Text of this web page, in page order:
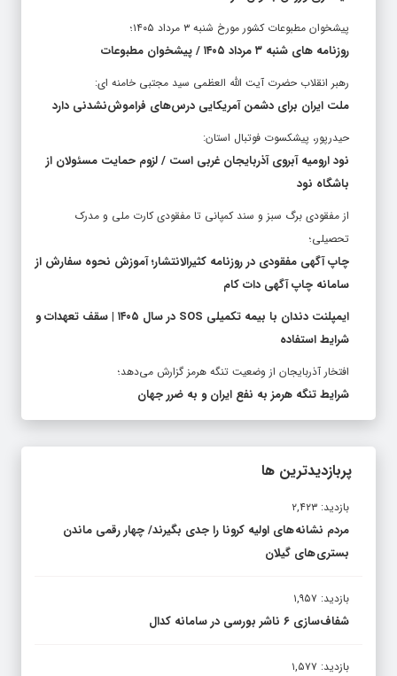
پیشخوان مطبوعات کشور مورخ شنبه ۳ مرداد ۱۴۰۵؛
روزنامه های شنبه ۳ مرداد ۱۴۰۵ / پیشخوان مطبوعات
رهبر انقلاب حضرت آیت الله العظمی سید مجتبی خامنه ای:
ملت ایران برای دشمن آمریکایی درس‌های فراموش‌نشدنی دارد
حیدرپور، پیشکسوت فوتبال استان:
نود ارومیه آبروی آذربایجان غربی است / لزوم حمایت مسئولان از
باشگاه نود
از مفقودی برگ سبز و سند کمپانی تا مفقودی کارت ملی و مدرک
تحصیلی؛
چاپ آگهی مفقودی در روزنامه کثیرالانتشار؛ آموزش نحوه سفارش از
سامانه چاپ آگهی دات کام
ایمپلنت دندان با بیمه تکمیلی SOS در سال ۱۴۰۵ | سقف تعهدات و
شرایط استفاده
افتخار آذربایجان از وضعیت تنگه هرمز گزارش می‌دهد؛
شرایط تنگه هرمز به نفع ایران و به ضرر جهان
پربازدیدترین ها
بازدید: ۲,۴۲۳
مردم نشانه های اولیه کرونا را جدی بگیرند/ چهار رقمی ماندن
بستری های گیلان
بازدید: ۱,۹۵۷
شفاف‌سازی ۶ ناشر بورسی در سامانه کدال
بازدید: ۱,۵۷۷